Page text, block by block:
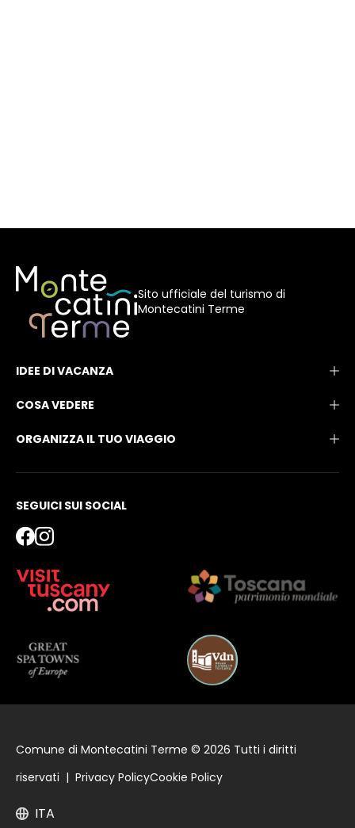
Sito ufficiale del turismo di
Montecatini Terme
IDEE DI VACANZA
COSA VEDERE
ORGANIZZA IL TUO VIAGGIO
SEGUICI SUI SOCIAL
Comune di Montecatini Terme © 2026 Tutti i diritti
riservati | Privacy PolicyCookie Policy
ITA